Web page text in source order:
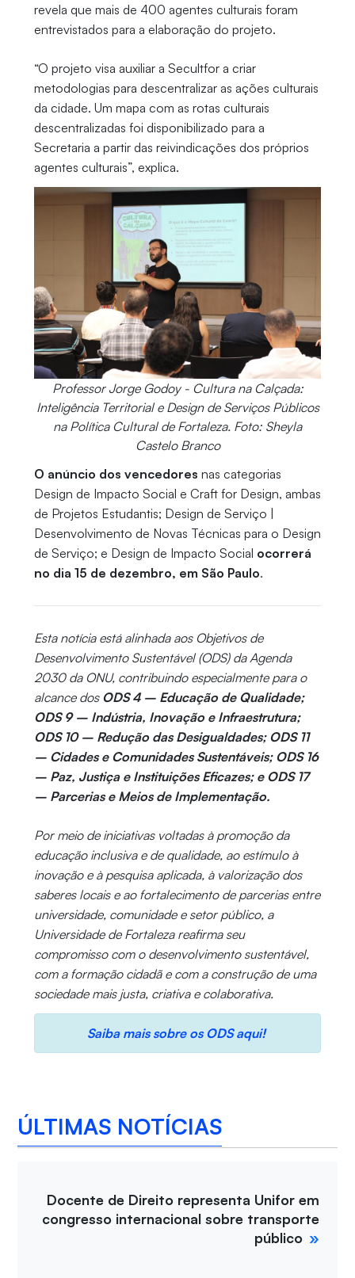
revela que mais de 400 agentes culturais foram
entrevistados para a elaboração do projeto.
“O projeto visa auxiliar a Secultfor a criar
metodologias para descentralizar as ações culturais
da cidade. Um mapa com as rotas culturais
descentralizadas foi disponibilizado para a
Secretaria a partir das reivindicações dos próprios
agentes culturais”, explica.
Professor Jorge Godoy - Cultura na Calçada:
Inteligência Territorial e Design de Serviços Públicos
na Política Cultural de Fortaleza. Foto: Sheyla
Castelo Branco
O anúncio dos vencedores nas categorias
Design de Impacto Social e Craft for Design, ambas
de Projetos Estudantis; Design de Serviço |
Desenvolvimento de Novas Técnicas para o Design
de Serviço; e Design de Impacto Social ocorrerá
no dia 15 de dezembro, em São Paulo.
Esta notícia está alinhada aos Objetivos de
Desenvolvimento Sustentável (ODS) da Agenda
2030 da ONU, contribuindo especialmente para o
alcance dos ODS 4 – Educação de Qualidade;
ODS 9 – Indústria, Inovação e Infraestrutura;
ODS 10 – Redução das Desigualdades; ODS 11
– Cidades e Comunidades Sustentáveis; ODS 16
– Paz, Justiça e Instituições Eficazes; e ODS 17
– Parcerias e Meios de Implementação.
Por meio de iniciativas voltadas à promoção da
educação inclusiva e de qualidade, ao estímulo à
inovação e à pesquisa aplicada, à valorização dos
saberes locais e ao fortalecimento de parcerias entre
universidade, comunidade e setor público, a
Universidade de Fortaleza reafirma seu
compromisso com o desenvolvimento sustentável,
com a formação cidadã e com a construção de uma
sociedade mais justa, criativa e colaborativa.
Saiba mais sobre os ODS aqui!
ÚLTIMAS NOTÍCIAS
Docente de Direito representa Unifor em
congresso internacional sobre transporte
público